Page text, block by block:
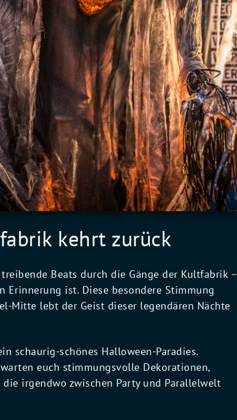
kehrt zurück
Beats durch die Gänge der Kultfabrik –
Erinnerung ist. Diese besondere Stimmung
Mitte lebt der Geist dieser legendären Nächte
schaurig-schönes Halloween-Paradies.
euch stimmungsvolle Dekorationen,
irgendwo zwischen Party und Parallelwelt